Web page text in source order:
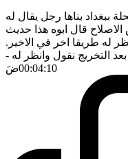
ببغداد بناها رجل يقال له
قال ابوه هذا حديث
له طريقا اخر في الاخير.
التخريج نقول وانظر له -
00:04:10ضَ